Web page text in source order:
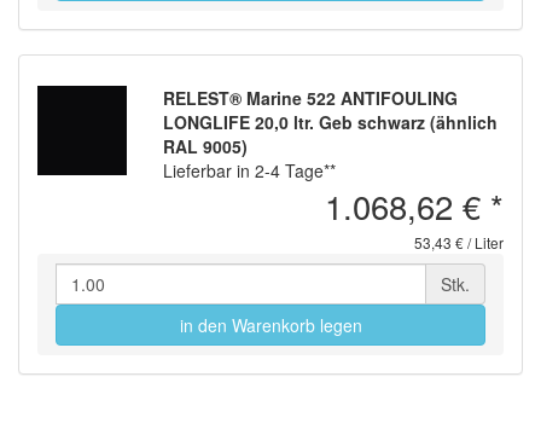
RELEST® Marine 522 ANTIFOULING
LONGLIFE 20,0 ltr. Geb schwarz (ähnlich
RAL 9005)
Lieferbar in 2-4 Tage**
1.068,62 € *
53,43 € / Liter
Stk.
in den Warenkorb legen